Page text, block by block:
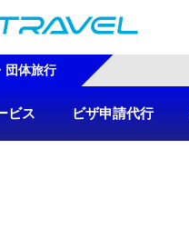
団体旅行
ビス ビザ申請代行